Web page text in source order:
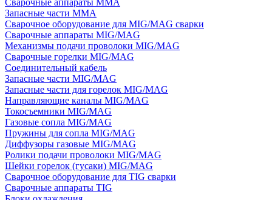
Сварочные аппараты MMA
Запасные части MMA
Сварочное оборудование для MIG/MAG сварки
Сварочные аппараты MIG/MAG
Механизмы подачи проволоки MIG/MAG
Сварочные горелки MIG/MAG
Соединительный кабель
Запасные части MIG/MAG
Запасные части для горелок MIG/MAG
Направляющие каналы MIG/MAG
Токосъемники MIG/MAG
Газовые сопла MIG/MAG
Пружины для сопла MIG/MAG
Диффузоры газовые MIG/MAG
Ролики подачи проволоки MIG/MAG
Шейки горелок (гусаки) MIG/MAG
Сварочное оборудование для TIG сварки
Сварочные аппараты TIG